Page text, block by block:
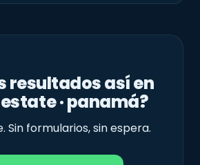
resultados así en
· panamá?
Sin formularios, sin espera.